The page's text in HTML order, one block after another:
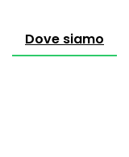
Dove siamo